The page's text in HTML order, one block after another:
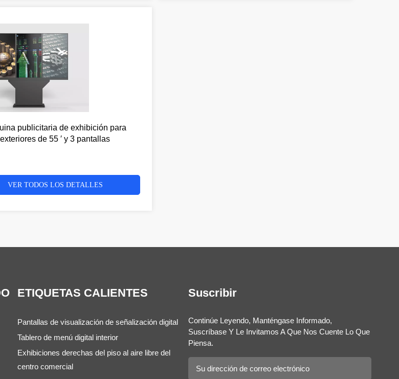
publicitaria de exhibición para
exteriores de 55 ′ y 3 pantallas
VER TODOS LOS DETALLES
ETIQUETAS CALIENTES
Pantallas de visualización de señalización digital
Tablero de menú digital interior
Exhibiciones derechas del piso al aire libre del
centro comercial
Suscribir
Continúe Leyendo, Manténgase Informado,
Suscríbase Y Le Invitamos A Que Nos Cuente Lo Que
Piensa.